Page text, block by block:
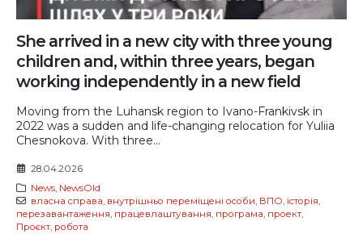
She arrived in a new city with three young
children and, within three years, began
working independently in a new field
Moving from the Luhansk region to Ivano-Frankivsk in
2022 was a sudden and life-changing relocation for Yuliia
Chesnokova. With three...
28.04.2026
News, NewsOld
власна справа, внутрішньо переміщені особи, ВПО, історія,
перезавантаження, працевлаштування, програма, проект,
Проєкт, робота